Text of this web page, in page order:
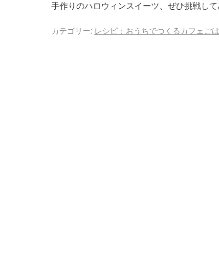
手作りのハロウィンスイーツ、ぜひ挑戦し
カテゴリー: レシピ：おうちでつくるカフェご